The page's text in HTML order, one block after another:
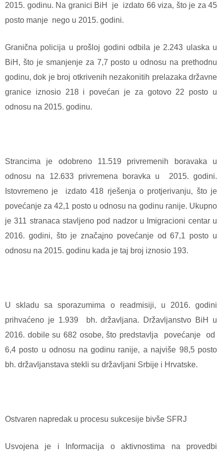
2015. godinu. Na granici BiH je izdato 66 viza, što je za 45
posto manje nego u 2015. godini.
Granična policija u prošloj godini odbila je 2.243 ulaska u
BiH, što je smanjenje za 7,7 posto u odnosu na prethodnu
godinu, dok je broj otkrivenih nezakonitih prelazaka državne
granice iznosio 218 i povećan je za gotovo 22 posto u
odnosu na 2015. godinu.
Strancima je odobreno 11.519 privremenih boravaka u
odnosu na 12.633 privremena boravka u 2015. godini.
Istovremeno je izdato 418 rješenja o protjerivanju, što je
povećanje za 42,1 posto u odnosu na godinu ranije. Ukupno
je 311 stranaca stavljeno pod nadzor u Imigracioni centar u
2016. godini, što je značajno povećanje od 67,1 posto u
odnosu na 2015. godinu kada je taj broj iznosio 193.
U skladu sa sporazumima o readmisiji, u 2016. godini
prihvaćeno je 1.939 bh. državljana. Državljanstvo BiH u
2016. dobile su 682 osobe, što predstavlja povećanje od
6,4 posto u odnosu na godinu ranije, a najviše 98,5 posto
bh. državljanstava stekli su državljani Srbije i Hrvatske.
Ostvaren napredak u procesu sukcesije bivše SFRJ
Usvojena je i Informacija o aktivnostima na provedbi